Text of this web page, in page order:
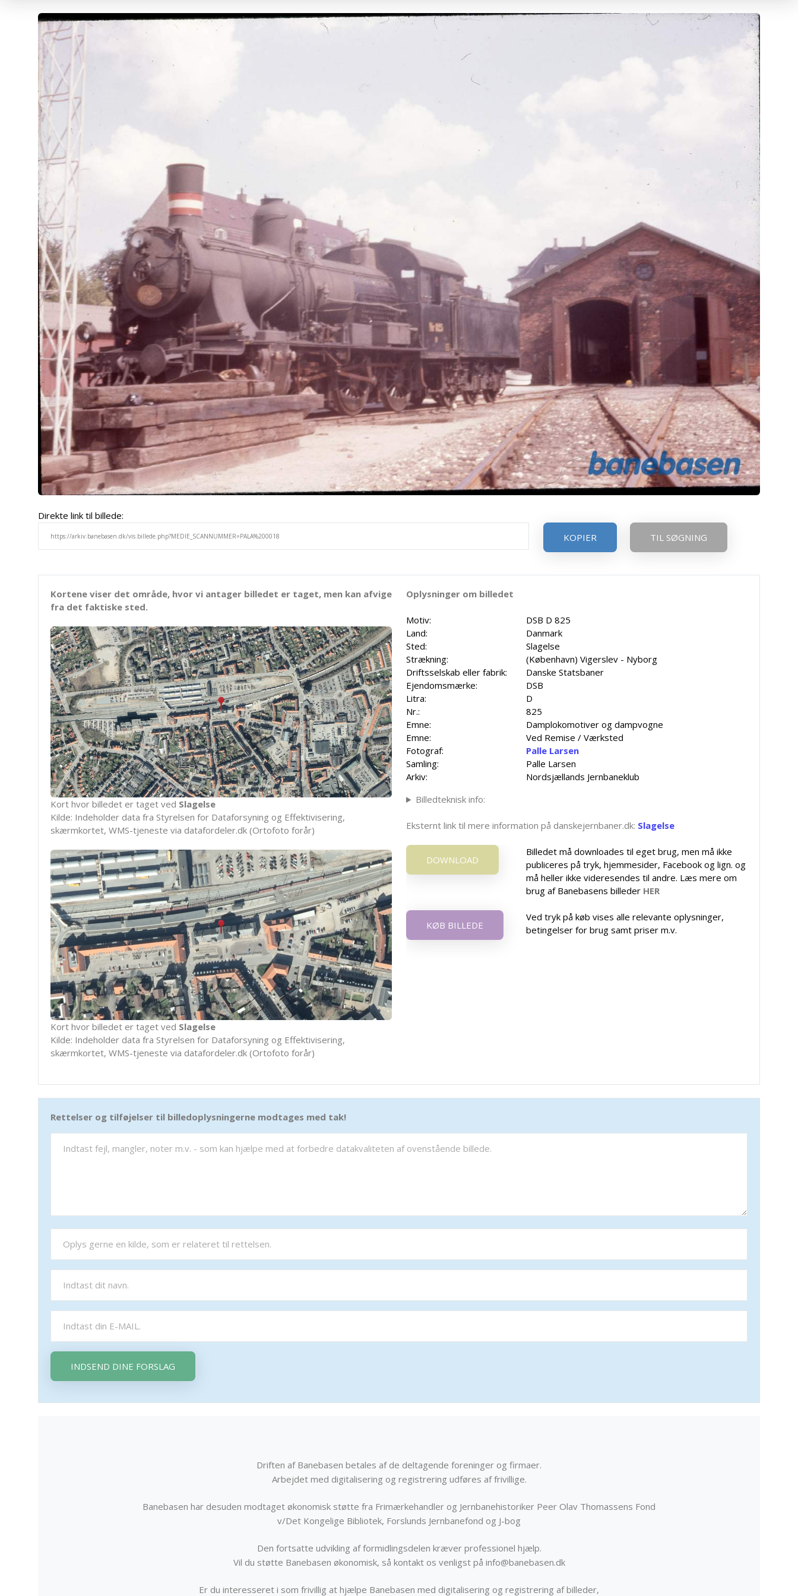
Direkte link til billede:
KOPIER
TIL SØGNING
Kortene viser det område, hvor vi antager billedet er taget, men kan afvige
fra det faktiske sted.
Kort hvor billedet er taget ved Slagelse
Kilde: Indeholder data fra Styrelsen for Dataforsyning og Effektivisering,
skærmkortet, WMS-tjeneste via datafordeler.dk (Ortofoto forår)
Kort hvor billedet er taget ved Slagelse
Kilde: Indeholder data fra Styrelsen for Dataforsyning og Effektivisering,
skærmkortet, WMS-tjeneste via datafordeler.dk (Ortofoto forår)
Oplysninger om billedet
Motiv:
DSB D 825
Land:
Danmark
Sted:
Slagelse
Strækning:
(København) Vigerslev - Nyborg
Driftsselskab eller fabrik:
Danske Statsbaner
Ejendomsmærke:
DSB
Litra:
D
Nr.:
825
Emne:
Damplokomotiver og dampvogne
Emne:
Ved Remise / Værksted
Fotograf:
Palle Larsen
Samling:
Palle Larsen
Arkiv:
Nordsjællands Jernbaneklub
Billedteknisk info:
Eksternt link til mere information på danskejernbaner.dk: Slagelse
DOWNLOAD
Billedet må downloades til eget brug, men må ikke
publiceres på tryk, hjemmesider, Facebook og lign. og
må heller ikke videresendes til andre. Læs mere om
brug af Banebasens billeder HER
KØB BILLEDE
Ved tryk på køb vises alle relevante oplysninger,
betingelser for brug samt priser m.v.
Rettelser og tilføjelser til billedoplysningerne modtages med tak!
INDSEND DINE FORSLAG
Driften af Banebasen betales af de deltagende foreninger og firmaer.
Arbejdet med digitalisering og registrering udføres af frivillige.
Banebasen har desuden modtaget økonomisk støtte fra Frimærkehandler og Jernbanehistoriker Peer Olav Thomassens Fond
v/Det Kongelige Bibliotek, Forslunds Jernbanefond og J-bog
Den fortsatte udvikling af formidlingsdelen kræver professionel hjælp.
Vil du støtte Banebasen økonomisk, så kontakt os venligst på info@banebasen.dk
Er du interesseret i som frivillig at hjælpe Banebasen med digitalisering og registrering af billeder,